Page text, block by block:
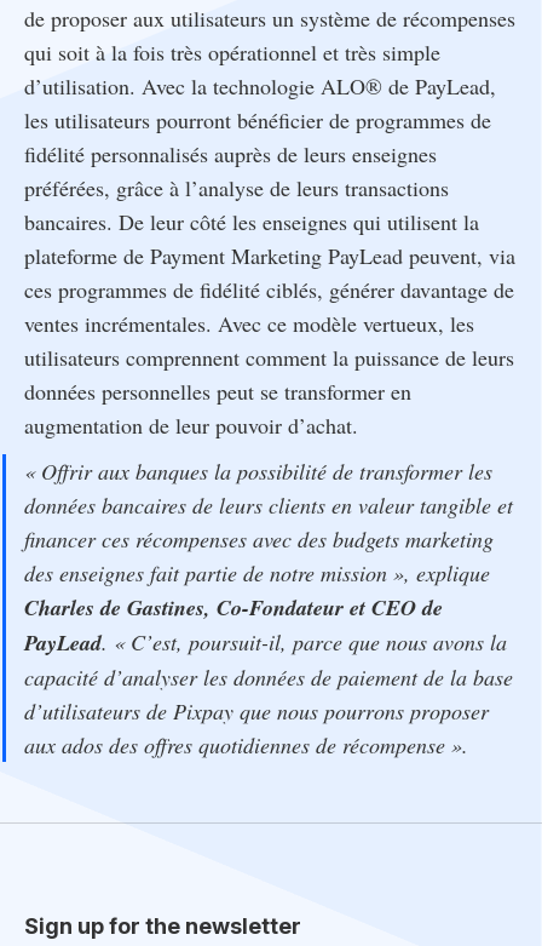
de proposer aux utilisateurs un système de récompenses
qui soit à la fois très opérationnel et très simple
d’utilisation. Avec la technologie ALO® de PayLead,
les utilisateurs pourront bénéficier de programmes de
fidélité personnalisés auprès de leurs enseignes
préférées, grâce à l’analyse de leurs transactions
bancaires. De leur côté les enseignes qui utilisent la
plateforme de Payment Marketing PayLead peuvent, via
ces programmes de fidélité ciblés, générer davantage de
ventes incrémentales. Avec ce modèle vertueux, les
utilisateurs comprennent comment la puissance de leurs
données personnelles peut se transformer en
augmentation de leur pouvoir d’achat.
« Offrir aux banques la possibilité de transformer les
données bancaires de leurs clients en valeur tangible et
financer ces récompenses avec des budgets marketing
des enseignes fait partie de notre mission », explique
Charles de Gastines, Co-Fondateur et CEO de
PayLead. « C’est, poursuit-il, parce que nous avons la
capacité d’analyser les données de paiement de la base
d’utilisateurs de Pixpay que nous pourrons proposer
aux ados des offres quotidiennes de récompense ».
Sign up for the newsletter